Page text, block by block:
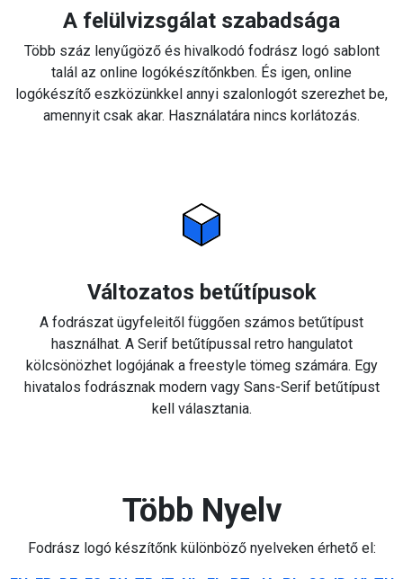
A felülvizsgálat szabadsága
Több száz lenyűgöző és hivalkodó fodrász logó sablont
talál az online logókészítőnkben. És igen, online
logókészítő eszközünkkel annyi szalonlogót szerezhet be,
amennyit csak akar. Használatára nincs korlátozás.
Változatos betűtípusok
A fodrászat ügyfeleitől függően számos betűtípust
használhat. A Serif betűtípussal retro hangulatot
kölcsönözhet logójának a freestyle tömeg számára. Egy
hivatalos fodrásznak modern vagy Sans-Serif betűtípust
kell választania.
Több Nyelv
Fodrász logó készítőnk különböző nyelveken érhető el: